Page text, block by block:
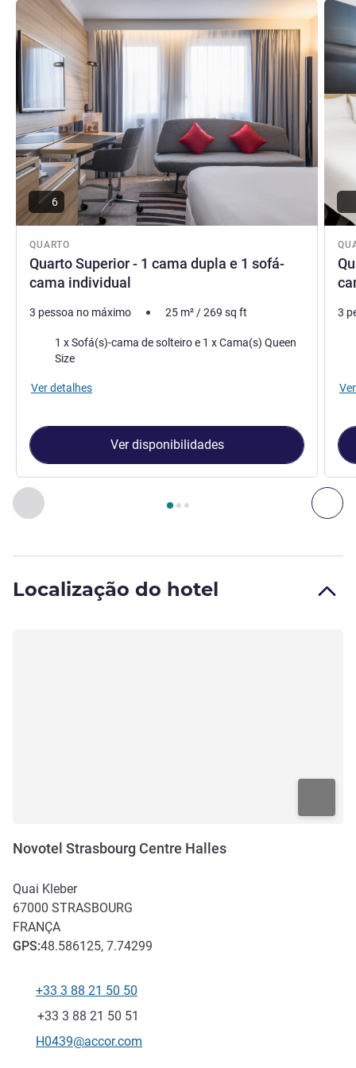
Anterior - Quarto
Página , Quarto 1 : Quarto Superior - 1 cama dupla e
QUARTO
Quarto Superior - 1 cama dupla e 1 sofá-
cama individual
Ver detalhes
6
3 pessoa no máximo 25 m²/269 sq ft
Cama1 x Sofá(s)-cama de solteiro e 1 x Cama(s) Queen
Size
Ver detalhes
Ver disponibilidades
Ver
3
Localização do hotel
Novotel Strasbourg Centre Halles
Quai Kleber
67000 STRASBOURG
FRANÇA
GPS:48.586125, 7.74299
Telefone
+33 3 88 21 50 50
Fax
+33 3 88 21 50 51
E-mail de contacto
H0439@accor.com